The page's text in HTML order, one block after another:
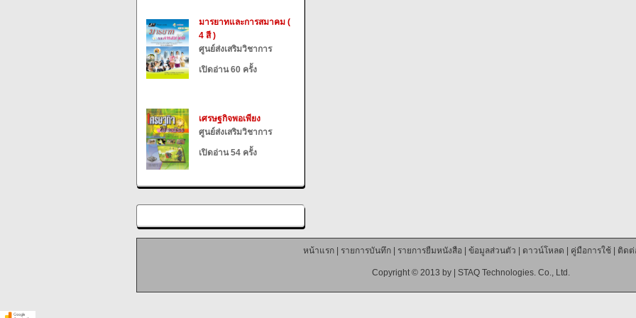
มารยาทและการสมาคม (
4 สี )
ศูนย์ส่งเสริมวิชาการ
เปิดอ่าน 60 ครั้ง
เศรษฐกิจพอเพียง
ศูนย์ส่งเสริมวิชาการ
เปิดอ่าน 54 ครั้ง
หน้าแรก| รายการบันทึก| รายการยืมหนังสือ ข้อมูลส่วนตัว ดาวน์โหลด คู่มือการใช้| ติดต่
Copyright © 2013 by | STAQ Technologies. Co., Ltd.